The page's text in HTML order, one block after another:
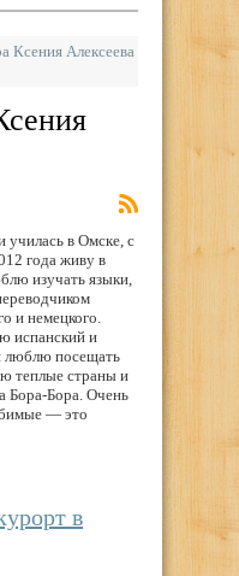
Ксения Алексеева
училась в Омске, с
года живу в
изучать языки,
и немецкого.
испанский и
люблю посещать
теплые страны и
Бора-Бора. Очень
— это
в